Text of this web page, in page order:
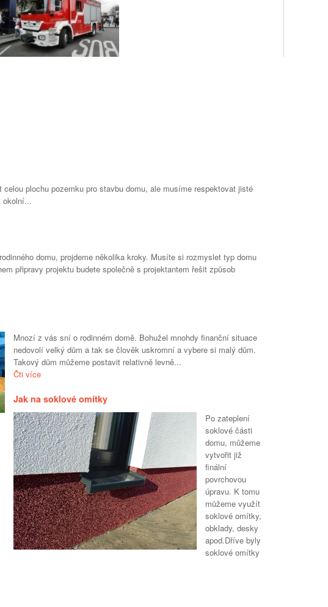
plochu pozemku pro stavbu domu, ale musíme respektovat jisté
okolní...
domu, projdeme několika kroky. Musíte si rozmyslet typ domu
připravy projektu budete společně s projektantem řešit způsob
Mnozí z vás sní o rodinném domě. Bohužel mnohdy finanční situace
nedovolí velký dům a tak se člověk uskromní a vybere si malý dům.
Takový dům můžeme postavit relativně levně...
Čti více
Jak na soklové omítky
Po zateplení
soklové části
domu, můžeme
vytvořit již
finální
povrchovou
úpravu. K tomu
můžeme využít
soklové omítky,
obklady, desky
apod.Dříve byly
soklové omítky